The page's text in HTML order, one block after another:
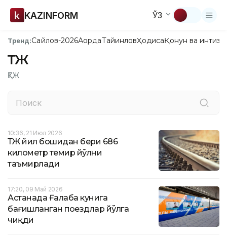
KAZINFORM ЎЗ
Тренд:Сайлов-2026АқордаТайинловҲодисаҚонун ва
ҚТЖ
ҚТЖ
10:36, 21 Июл 2026
ҚТЖ йил бошидан бери 686
километр темир йўлни
таъмирлади
17:20, 09 Май 2026
Астанада Ғалаба кунига
бағишланган поездлар йўлга
чиқди